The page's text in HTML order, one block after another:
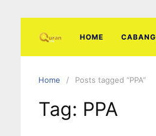
HOME CABANG
Home Posts tagged “PPA”
Tag: PPA